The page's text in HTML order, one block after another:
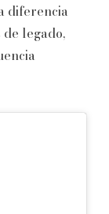
diferencia
legado,